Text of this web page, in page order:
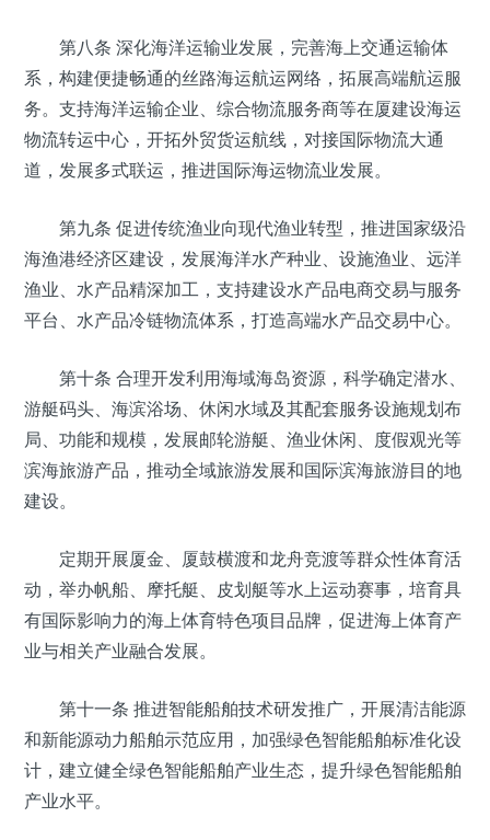
第八条 深化海洋运输业发展，完善海上交通运输体
系，构建便捷畅通的丝路海运航运网络，拓展高端航运服
务。支持海洋运输企业、综合物流服务商等在厦建设海运
物流转运中心，开拓外贸货运航线，对接国际物流大通
道，发展多式联运，推进国际海运物流业发展。
第九条 促进传统渔业向现代渔业转型，推进国家级沿
海渔港经济区建设，发展海洋水产种业、设施渔业、远洋
渔业、水产品精深加工，支持建设水产品电商交易与服务
平台、水产品冷链物流体系，打造高端水产品交易中心。
第十条 合理开发利用海域海岛资源，科学确定潜水、
游艇码头、海滨浴场、休闲水域及其配套服务设施规划布
局、功能和规模，发展邮轮游艇、渔业休闲、度假观光等
滨海旅游产品，推动全域旅游发展和国际滨海旅游目的地
建设。
定期开展厦金、厦鼓横渡和龙舟竞渡等群众性体育活
动，举办帆船、摩托艇、皮划艇等水上运动赛事，培育具
有国际影响力的海上体育特色项目品牌，促进海上体育产
业与相关产业融合发展。
第十一条 推进智能船舶技术研发推广，开展清洁能源
和新能源动力船舶示范应用，加强绿色智能船舶标准化设
计，建立健全绿色智能船舶产业生态，提升绿色智能船舶
产业水平。